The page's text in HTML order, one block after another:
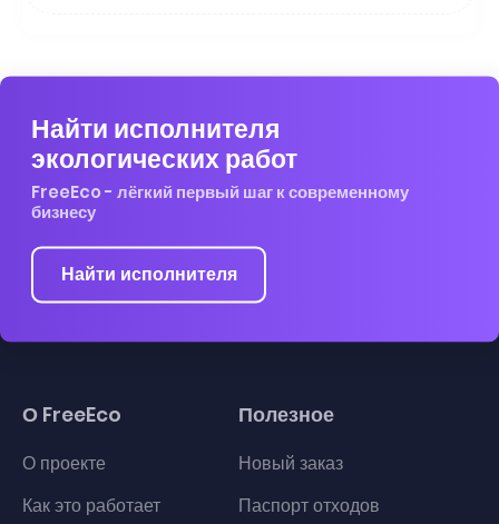
Найти исполнителя
экологических работ
FreeEco - лёгкий первый шаг к современному
бизнесу
Найти исполнителя
О FreeEco
О проекте
Как это работает
Полезное
Новый заказ
Паспорт отходов